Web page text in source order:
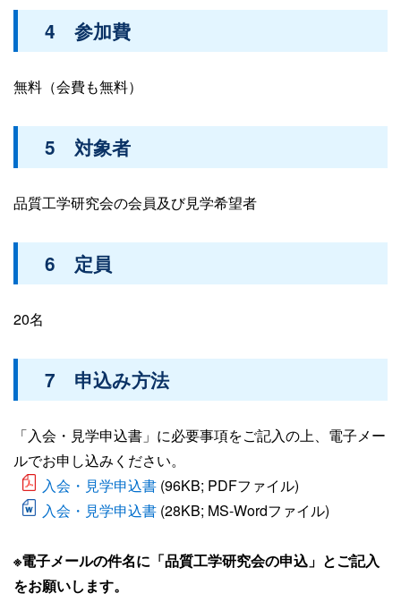
4 参加費
無料（会費も無料）
5 対象者
品質工学研究会の会員及び見学希望者
6 定員
20名
7 申込み方法
「入会・見学申込書」に必要事項をご記入の上、電子メー
ルでお申し込みください。
入会・見学申込書 (96KB; PDFファイル)
入会・見学申込書 (28KB; MS-Wordファイル)
※電子メールの件名に「品質工学研究会の申込」とご記入
をお願いします。